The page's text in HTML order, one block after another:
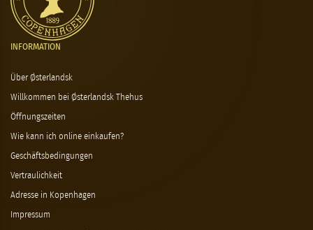
INFORMATION
Über Østerlandsk
Willkommen bei Østerlandsk Thehus
Öffnungszeiten
Wie kann ich online einkaufen?
Geschäftsbedingungen
Vertraulichkeit
Adresse in Kopenhagen
Impressum